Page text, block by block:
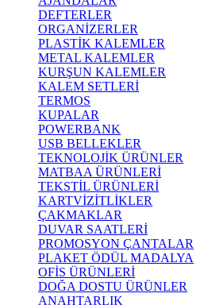
DEFTERLER
ORGANİZERLER
PLASTİK KALEMLER
METAL KALEMLER
KURŞUN KALEMLER
KALEM SETLERİ
TERMOS
KUPALAR
POWERBANK
USB BELLEKLER
TEKNOLOJİK ÜRÜNLER
MATBAA ÜRÜNLERİ
TEKSTİL ÜRÜNLERİ
KARTVİZİTLİKLER
ÇAKMAKLAR
DUVAR SAATLERİ
PROMOSYON ÇANTALAR
PLAKET ÖDÜL MADALYA
OFİS ÜRÜNLERİ
DOĞA DOSTU ÜRÜNLER
ANAHTARLIK